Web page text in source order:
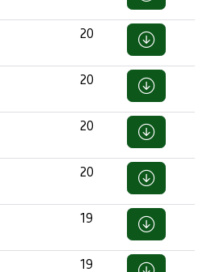
20
20
20
20
19
19